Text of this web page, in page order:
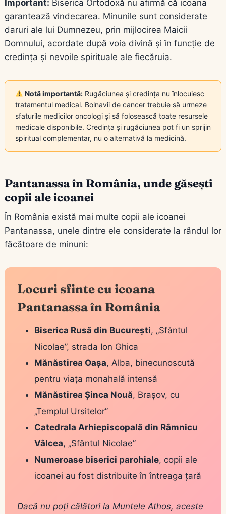
Important: Biserica Ortodoxă nu afirmă că icoana
garantează vindecarea. Minunile sunt considerate
daruri ale lui Dumnezeu, prin mijlocirea Maicii
Domnului, acordate după voia divină și în funcție de
credința și nevoile spirituale ale fiecăruia.
Notă importantă:Rugăciunea și credința nu înlocuiesc
tratamentul medical. Bolnavii de cancer trebuie să urmeze
sfaturile medicilor oncologi și să folosească toate resursele
medicale disponibile. Credința și rugăciunea pot fi un sprijin
spiritual complementar, nu o alternativă la medicină.
Pantanassa în România, unde găsești
copii ale icoanei
În România există mai multe copii ale icoanei
Pantanassa, unele dintre ele considerate la rândul lor
făcătoare de minuni:
Locuri sfinte cu icoana
Pantanassa în România
Biserica Rusă din București, „Sfântul
Nicolae”, strada Ion Ghica
Mănăstirea Oașa, Alba, binecunoscută
pentru viața monahală intensă
Mănăstirea Șinca Nouă, Brașov, cu
„Templul Ursitelor”
Catedrala Arhiepiscopală din Râmnicu
Vâlcea, „Sfântul Nicolae”
Numeroase biserici parohiale, copii ale
icoanei au fost distribuite în întreaga țară
Dacă nu poți călători la Muntele Athos, aceste